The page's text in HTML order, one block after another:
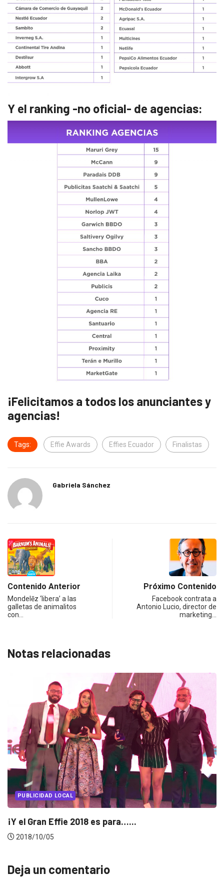
Y el ranking -no oficial- de agencias:
¡Felicitamos a todos los anunciantes y
agencias!
Tags: Effie Awards Effies Ecuador Finalistas
Gabriela Sánchez
Contenido Anterior
Mondelēz ‘libera’ a las
galletas de animalitos
con…
Próximo Contenido
Facebook contrata a
Antonio Lucio, director de
marketing…
Notas relacionadas
PUBLICIDAD
¡Conoce a los ganadores de
2017/10/20
Deja un comentario